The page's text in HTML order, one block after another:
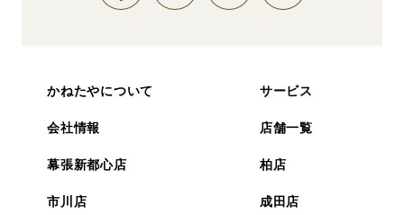
かねたやについて サービス
会社情報 店舗一覧
幕張新都心店 柏店
市川店 成田店